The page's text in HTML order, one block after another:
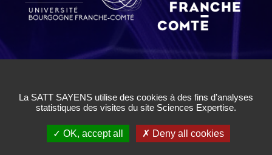
Politique de Confidentialité Chercheurs|Conditions Générales
d'Utilisation|Cookies| Gestion des cookies
✓ OK, accept all
✗ Deny all cookies